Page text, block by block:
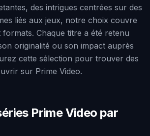
des intrigues centrées sur des
liés aux jeux, notre choix couvre
Chaque titre a été retenu
originalité ou son impact auprès
cette sélection pour trouver des
sur Prime Video.
Prime Video par